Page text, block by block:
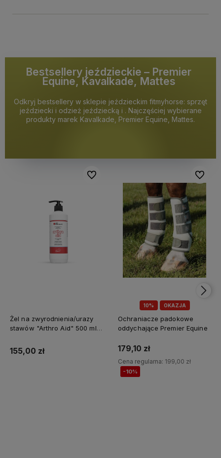
Bestsellery jeździeckie – Premier
Equine, Kavalkade, Mattes
Odkryj bestsellery w sklepie jeździeckim fitmyhorse: sprzęt
jeździecki i odzież jeździecką i . Najczęściej wybierane
produkty marek Kavalkade, Premier Equine, Mattes.
Żel na zwyrodnienia/urazy
stawów "Arthro Aid" 500 ml
155,00 zł
Do ulubionych
10% OKAZJA
Ochraniacze padokowe
oddychające Premier Equine
179,10 zł
Cena regularna: 199,00 zł
-10%
Do